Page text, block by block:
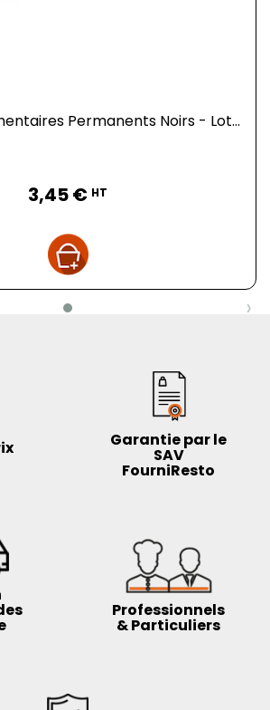
Permanents Noirs - Lot...
3,45 € HT
›
Garantie par le
SAV
FourniResto
Professionnels
& Particuliers